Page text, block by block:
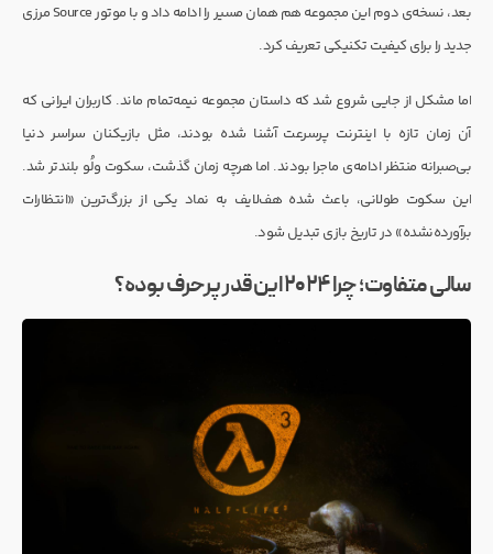
بعد، نسخه‌ی دوم این مجموعه هم همان مسیر را ادامه داد و با موتور Source مرزی
جدید را برای کیفیت تکنیکی تعریف کرد.
اما مشکل از جایی شروع شد که داستان مجموعه نیمه‌تمام ماند. کاربران ایرانی که
آن زمان تازه با اینترنت پرسرعت آشنا شده بودند، مثل بازیکنان سراسر دنیا
بی‌صبرانه منتظر ادامه‌ی ماجرا بودند. اما هرچه زمان گذشت، سکوت ولُو بلندتر شد.
این سکوت طولانی، باعث شده هف‌لایف به نماد یکی از بزرگ‌ترین «انتظارات
برآورده‌نشده» در تاریخ بازی تبدیل شود.
سالی متفاوت؛ چرا ۲۰۲۴ این‌قدر پرحرف بوده؟